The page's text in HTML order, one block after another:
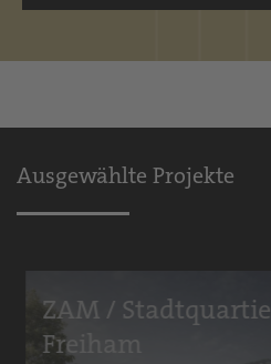
Ausgewählte Projekte
ZAM / Stadtquartier
Freiham